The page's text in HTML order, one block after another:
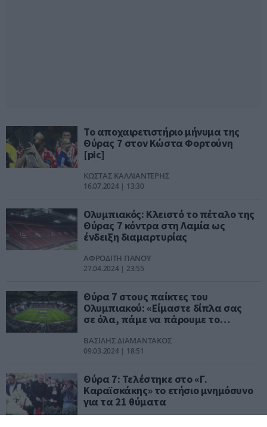
Το αποχαιρετιστήριο μήνυμα της
Θύρας 7 στον Κώστα Φορτούνη
[pic]
ΚΩΣΤΑΣ ΚΑΛΛΙΑΝΤΕΡΗΣ
16.07.2024 | 13:30
Ολυμπιακός: Κλειστό το πέταλο της
Θύρας 7 κόντρα στη Λαμία ως
ένδειξη διαμαρτυρίας
ΑΦΡΟΔΙΤΗ ΠΑΝΟΥ
27.04.2024 | 23:55
Θύρα 7 στους παίκτες του
Ολυμπιακού: «Είμαστε δίπλα σας
σε όλα, πάμε να πάρουμε το
ΒΑΣΙΛΗΣ ΔΙΑΜΑΝΤΑΚΟΣ
09.03.2024 | 18:51
Θύρα 7: Τελέστηκε στο «Γ.
Καραϊσκάκης» το ετήσιο μνημόσυνο
για τα 21 θύματα